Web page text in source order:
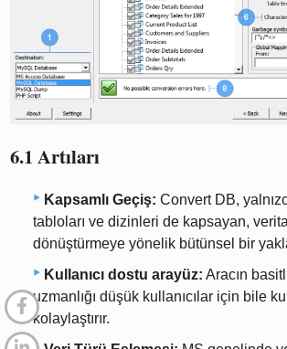
6.1 Artıları
Kapsamlı Geçiş: Convert DB,
tabloları ve dizinleri de kapsayan,
dönüştürmeye yönelik bütünsel bir
Kullanıcı dostu arayüz: Aracın
uzmanlığı düşük kullanıcılar için bile
kolaylaştırır.